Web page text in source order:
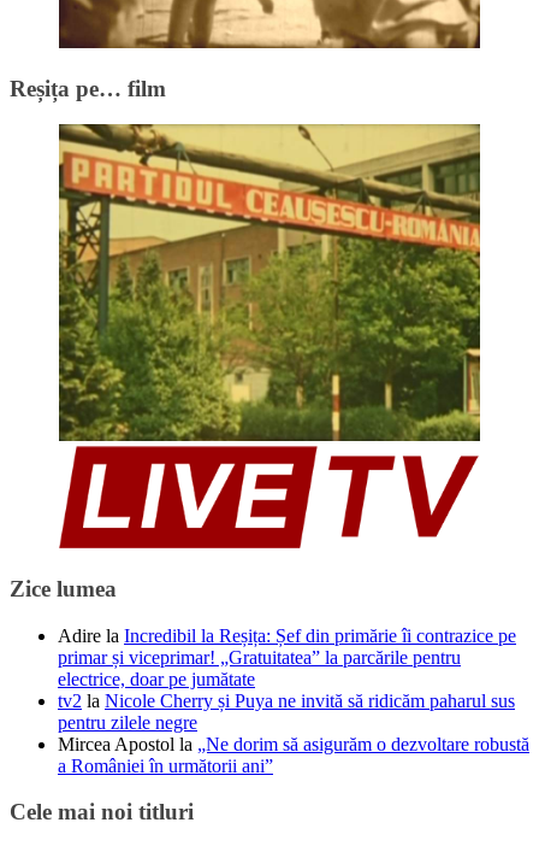
Reșița pe… film
Zice lumea
Adire la Incredibil la Reșița: Șef din primărie îi contrazice pe
primar și viceprimar! „Gratuitatea” la parcările pentru
electrice, doar pe jumătate
tv2 la Nicole Cherry și Puya ne invită să ridicăm paharul sus
pentru zilele negre
Mircea Apostol la „Ne dorim să asigurăm o dezvoltare robustă
a României în următorii ani”
Cele mai noi titluri